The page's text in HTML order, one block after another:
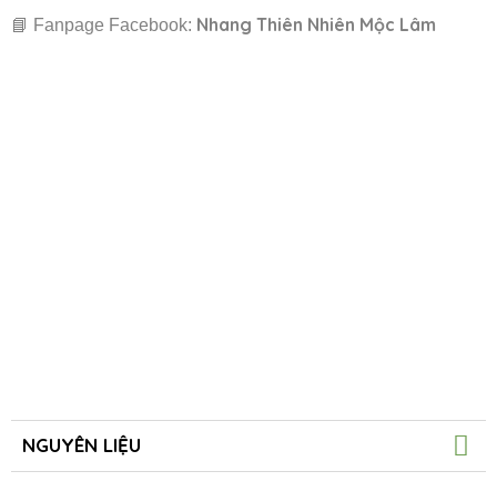
📘 Fanpage Facebook: Nhang Thiên Nhiên Mộc Lâm
NGUYÊN LIỆU